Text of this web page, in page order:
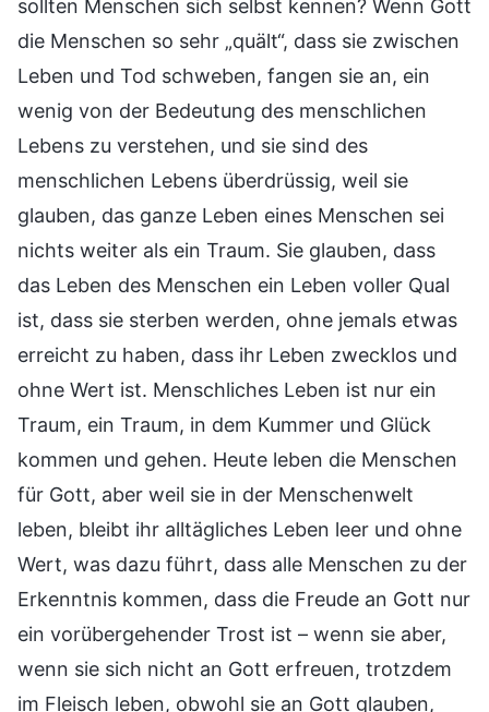
sollten Menschen sich selbst kennen? Wenn Gott
die Menschen so sehr „quält“, dass sie zwischen
Leben und Tod schweben, fangen sie an, ein
wenig von der Bedeutung des menschlichen
Lebens zu verstehen, und sie sind des
menschlichen Lebens überdrüssig, weil sie
glauben, das ganze Leben eines Menschen sei
nichts weiter als ein Traum. Sie glauben, dass
das Leben des Menschen ein Leben voller Qual
ist, dass sie sterben werden, ohne jemals etwas
erreicht zu haben, dass ihr Leben zwecklos und
ohne Wert ist. Menschliches Leben ist nur ein
Traum, ein Traum, in dem Kummer und Glück
kommen und gehen. Heute leben die Menschen
für Gott, aber weil sie in der Menschenwelt
leben, bleibt ihr alltägliches Leben leer und ohne
Wert, was dazu führt, dass alle Menschen zu der
Erkenntnis kommen, dass die Freude an Gott nur
ein vorübergehender Trost ist – wenn sie aber,
wenn sie sich nicht an Gott erfreuen, trotzdem
im Fleisch leben, obwohl sie an Gott glauben,